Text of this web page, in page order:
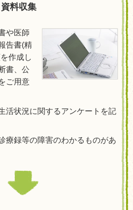
料収集
や医師
告書(精
作成し
書、公
ご用意
活状況に関するアンケートを記
療録等の障害のわかるものがあ